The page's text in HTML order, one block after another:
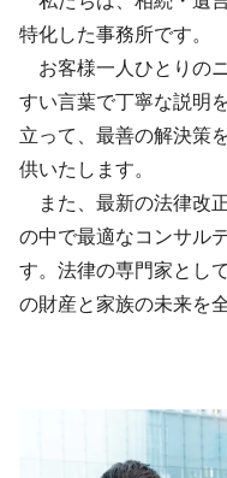
特化した事務所です。
お客様一人ひとりの
すい言葉で丁寧な説明
立って、最善の解決策
供いたします。
また、最新の法律改
の中で最適なコンサル
す。法律の専門家とし
の財産と家族の未来を